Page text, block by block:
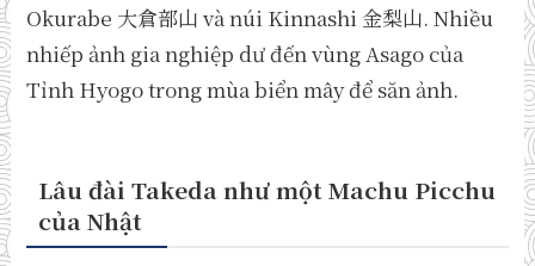
Okurabe 大倉部山 và núi Kinnashi 金梨山. Nhiều
nhiếp ảnh gia nghiệp dư đến vùng Asago của
Tỉnh Hyogo trong mùa biển mây để săn ảnh.
Lâu đài Takeda như một Machu Picchu
của Nhật